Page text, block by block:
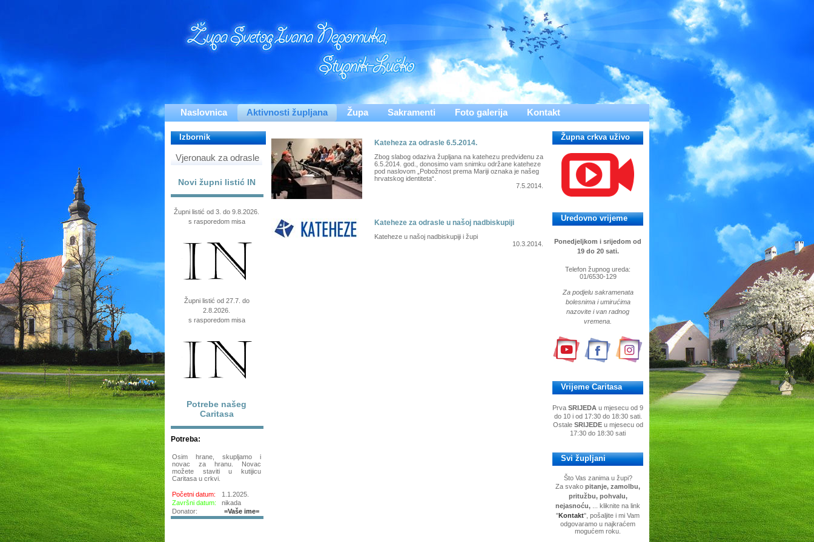
Naslovnica Aktivnosti župljana Župa Sakramenti Foto galerija Kontakt
Izbornik
Vjeronauk za odrasle
Novi župni listić IN
Župni listić od 3. do 9.8.2026.
s rasporedom misa
Župni listić od 27.7. do
2.8.2026.
s rasporedom misa
Potrebe našeg
Caritasa
Potreba:
Osim hrane, skupljamo i
novac za hranu. Novac
možete staviti u kutijicu
Caritasa u crkvi.
Početni datum:
1.1.2025.
Završni datum:
nikada
Donator:
=Vaše ime=
Kateheza za odrasle 6.5.2014.
Zbog slabog odaziva župljana na katehezu predviđenu za
6.5.2014. god., donosimo vam snimku održane kateheze
pod naslovom „Pobožnost prema Mariji oznaka je našeg
hrvatskog identiteta“.
7.5.2014.
Kateheze za odrasle u našoj nadbiskupiji
Kateheze u našoj nadbiskupiji i župi
10.3.2014.
Župna crkva uživo
Uredovno vrijeme
Ponedjeljkom i srijedom od
19 do 20 sati.
Telefon župnog ureda:
01/6530-129
Za podjelu sakramenata
bolesnima i umirućima
nazovite i van radnog
vremena.
Vrijeme Caritasa
Prva SRIJEDA u mjesecu od 9
do 10 i od 17:30 do 18:30 sati.
Ostale SRIJEDE u mjesecu od
17:30 do 18:30 sati
Svi župljani
Što Vas zanima u župi?
Za svako pitanje, zamolbu,
pritužbu, pohvalu,
nejasnoću, ... kliknite na link
"Kontakt", pošaljite i mi Vam
odgovaramo u najkraćem
mogućem roku.